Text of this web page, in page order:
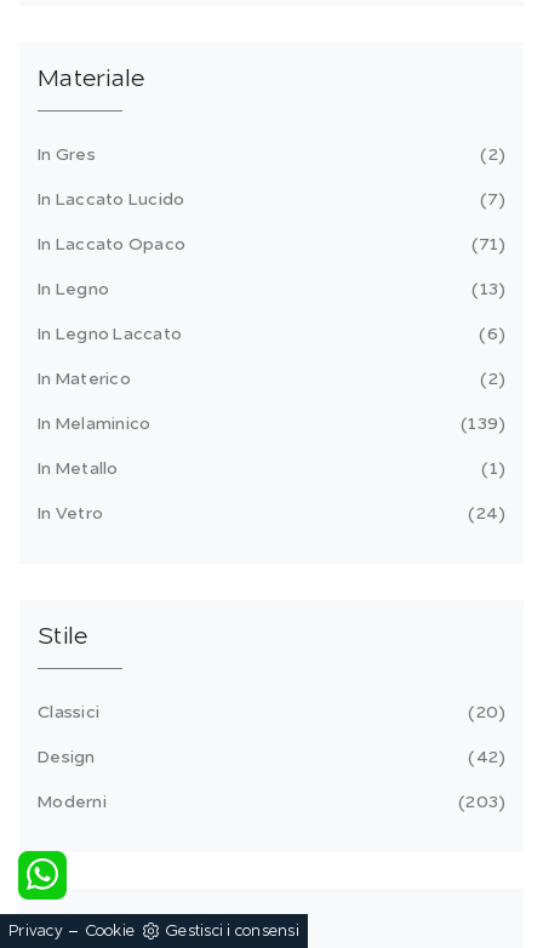
Materiale
In Gres 2
In Laccato Lucido 7
In Laccato Opaco 71
In Legno 13
In Legno Laccato 6
In Materico 2
In Melaminico 139
In Metallo 1
In Vetro 24
Stile
Classici 20
Design 42
Moderni 203
Tipologia
Privacy- Cookie Gestisci i consensi